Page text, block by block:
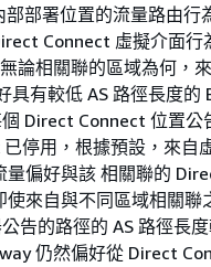
部署位置的流量路由行
Connect 虛擬介面行
論相關聯的區域為何，
具有較低 AS 路徑長度的
Direct Connect 位置公
停用，根據預設，來自
量偏好與該 相關聯的
使來自與不同區域相關
告的路徑的 AS 路徑長
仍然偏好從 Direct